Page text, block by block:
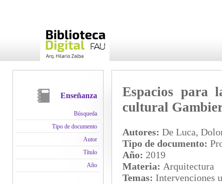
Enseñanza
Búsqueda
Tipo de documento
Autor
Título
Año
Espacios para
cultural
Autores: De Luca,
Tipo de documento:
Año: 2019
Materia: Arquitectura
Temas: Intervenciones